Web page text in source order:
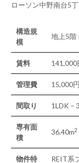
ローソン中野南台5
構造規
模
地上5階
賃料 141,000
管理費 15,000
間取り 1LDK –
専有面
積
36.40m2
物件特
REIT系